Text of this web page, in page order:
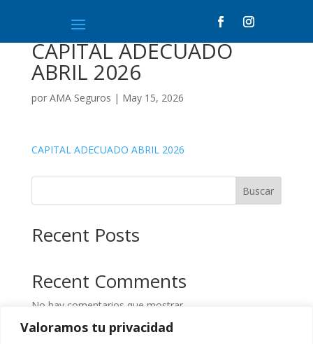
Valoramos tu privacidad
CAPITAL ADECUADO
ABRIL 2026
por AMA Seguros | May 15, 2026
CAPITAL ADECUADO ABRIL 2026
Buscar
Recent Posts
Recent Comments
No hay comentarios que mostrar.